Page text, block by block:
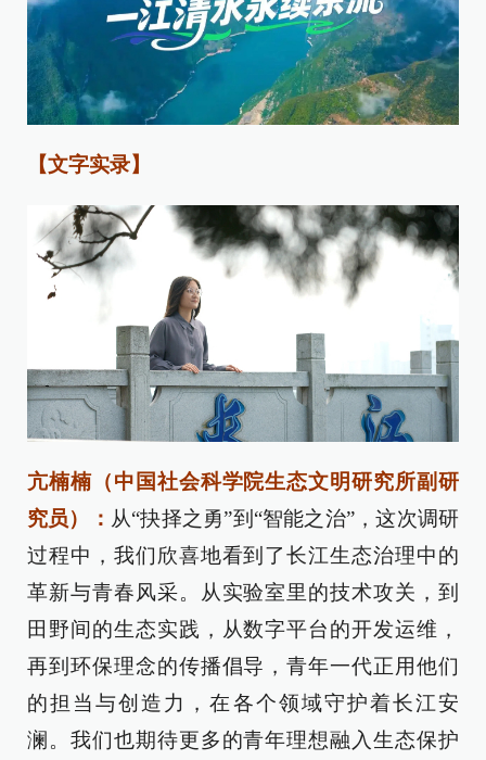
【文字实录】
亢楠楠（中国社会科学院生态文明研究所副研
究员）： 从“抉择之勇”到“智能之治”，这次调研
过程中，我们欣喜地看到了长江生态治理中的
革新与青春风采。从实验室里的技术攻关，到
田野间的生态实践，从数字平台的开发运维，
再到环保理念的传播倡导，青年一代正用他们
的担当与创造力，在各个领域守护着长江安
澜。我们也期待更多的青年理想融入生态保护